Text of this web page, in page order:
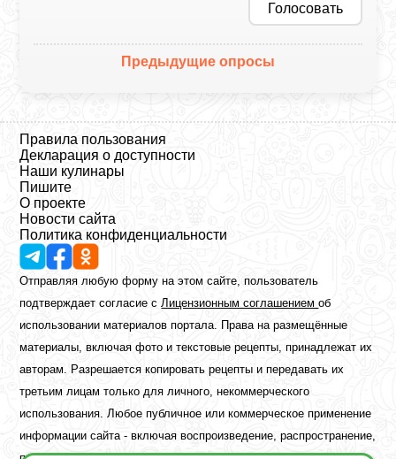
Голосовать
Предыдущие опросы
Правила пользования
Декларация о доступности
Наши кулинары
Пишите
О проекте
Новости сайта
Политика конфиденциальности
Отправляя любую форму на этом сайте, пользователь
подтверждает согласие сЛицензионным соглашениемоб
использовании материалов портала. Права на размещённые
материалы, включая фото и текстовые рецепты, принадлежат их
авторам. Разрешается копировать рецепты и передавать их
третьим лицам только для личного, некоммерческого
использования. Любое публичное или коммерческое применение
информации сайта - включая воспроизведение, распространение,